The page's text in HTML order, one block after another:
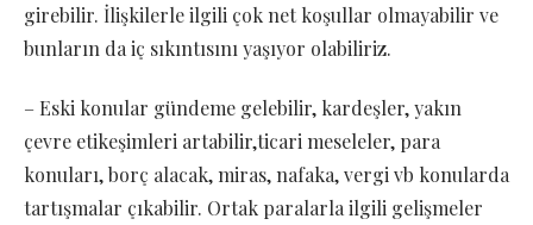
girebilir. İlişkilerle ilgili çok net koşullar olmayabilir ve
bunların da iç sıkıntısını yaşıyor olabiliriz.
– Eski konular gündeme gelebilir, kardeşler, yakın
çevre etikeşimleri artabilir,ticari meseleler, para
konuları, borç alacak, miras, nafaka, vergi vb konularda
tartışmalar çıkabilir. Ortak paralarla ilgili gelişmeler